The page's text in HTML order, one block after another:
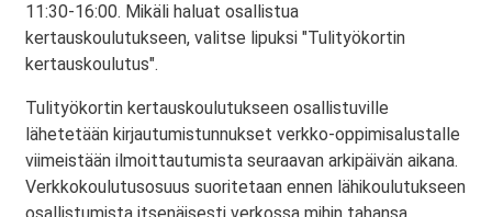
11:30-16:00. Mikäli haluat osallistua
kertauskoulutukseen, valitse lipuksi "Tulityökortin
kertauskoulutus".
Tulityökortin kertauskoulutukseen osallistuville
lähetetään kirjautumistunnukset verkko-oppimisalustalle
viimeistään ilmoittautumista seuraavan arkipäivän aikana.
Verkkokoulutusosuus suoritetaan ennen lähikoulutukseen